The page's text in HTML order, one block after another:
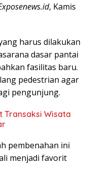
, Kamis
harus dilakukan
dasar pantai
fasilitas baru.
pedestrian agar
pengunjung.
Transaksi Wisata
pembenahan ini
menjadi favorit